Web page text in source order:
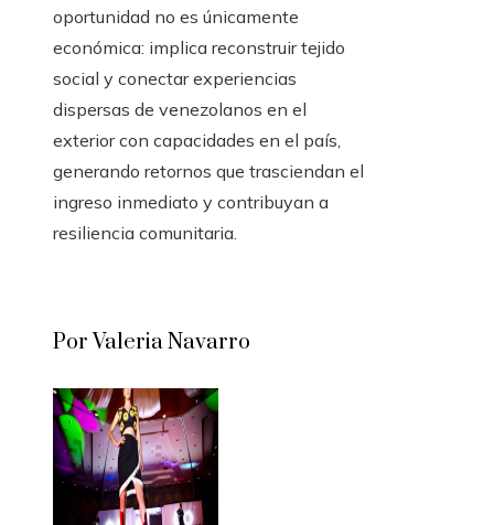
oportunidad no es únicamente
económica: implica reconstruir tejido
social y conectar experiencias
dispersas de venezolanos en el
exterior con capacidades en el país,
generando retornos que trasciendan el
ingreso inmediato y contribuyan a
resiliencia comunitaria.
Por Valeria Navarro